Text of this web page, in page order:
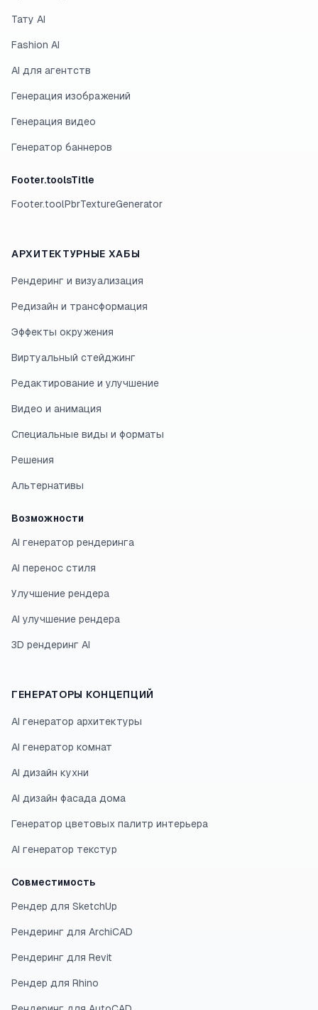
Тату AI
Fashion AI
AI для агентств
Генерация изображений
Генерация видео
Генератор баннеров
Footer.toolsTitle
Footer.toolPbrTextureGenerator
АРХИТЕКТУРНЫЕ ХАБЫ
Рендеринг и визуализация
Редизайн и трансформация
Эффекты окружения
Виртуальный стейджинг
Редактирование и улучшение
Видео и анимация
Специальные виды и форматы
Решения
Альтернативы
Возможности
AI генератор рендеринга
AI перенос стиля
Улучшение рендера
AI улучшение рендера
3D рендеринг AI
ГЕНЕРАТОРЫ КОНЦЕПЦИЙ
AI генератор архитектуры
AI генератор комнат
AI дизайн кухни
AI дизайн фасада дома
Генератор цветовых палитр интерьера
AI генератор текстур
Совместимость
Рендер для SketchUp
Рендеринг для ArchiCAD
Рендеринг для Revit
Рендер для Rhino